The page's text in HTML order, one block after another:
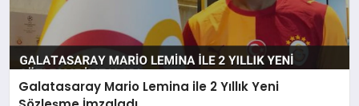
Galatasaray Mario Lemina ile 2 Yıllık Yeni